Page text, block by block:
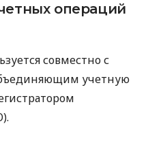
операций
совместно с
учетную